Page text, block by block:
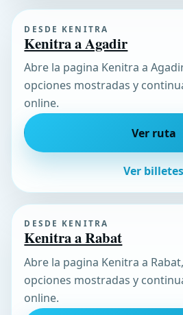
DESDE KENITRA
Kenitra a Agadir
Abre la pagina Kenitra a
opciones mostradas y
online.
Ver ruta
Ver billetes
DESDE KENITRA
Kenitra a Rabat
Abre la pagina Kenitra a
opciones mostradas y
online.